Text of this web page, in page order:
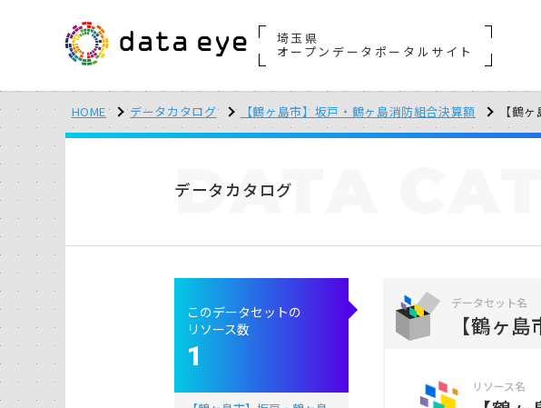
埼玉県
オープンデータポータルサイト
HOME データカタログ 【鶴ヶ島市】坂戸・鶴ヶ島消防組合決算額 【鶴
データカタログ
DATA
データセット名
【鶴ヶ
リソース名
このデータセットの
リソース数
1